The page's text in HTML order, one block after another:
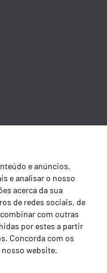
e anúncios,
e analisar o nosso
acerca da sua
de redes sociais, de
com outras
por estes a partir
Concorda com os
website.